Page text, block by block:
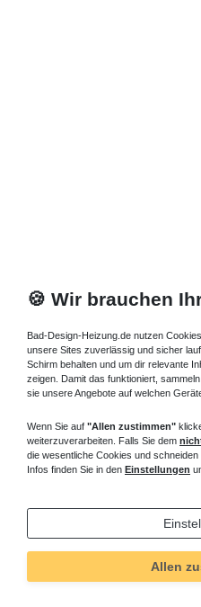
🍪 Wir brauchen
Bad-Design-Heizung.de nutzen
unsere Sites zuverlässig und sicher
Schirm behalten und um dir relevante
zeigen. Damit das funktioniert,
sie unsere Angebote auf welchen
Wenn Sie auf "Allen zustimmen"
weiterzuverarbeiten. Falls Sie dem
die wesentliche Cookies und
Infos finden Sie in den Einstellungen
Allen